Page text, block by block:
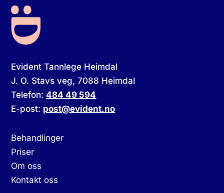
Evident Tannlege Heimdal
J. O. Stavs veg, 7088 Heimdal
Telefon:484 49 594
E-post: post@evident.no
Behandlinger
Priser
Om oss
Kontakt oss